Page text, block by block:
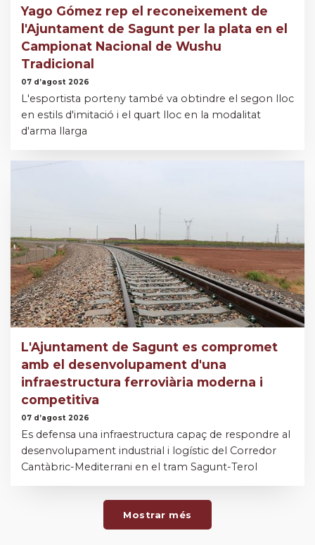
Yago Gómez rep el reconeixement de
l'Ajuntament de Sagunt per la plata en el
Campionat Nacional de Wushu
Tradicional
07 d’agost 2026
L'esportista porteny també va obtindre el segon lloc
en estils d'imitació i el quart lloc en la modalitat
d'arma llarga
L'Ajuntament de Sagunt es compromet
amb el desenvolupament d'una
infraestructura ferroviària moderna i
competitiva
07 d’agost 2026
Es defensa una infraestructura capaç de respondre al
desenvolupament industrial i logístic del Corredor
Cantàbric-Mediterrani en el tram Sagunt-Terol
Mostrar més